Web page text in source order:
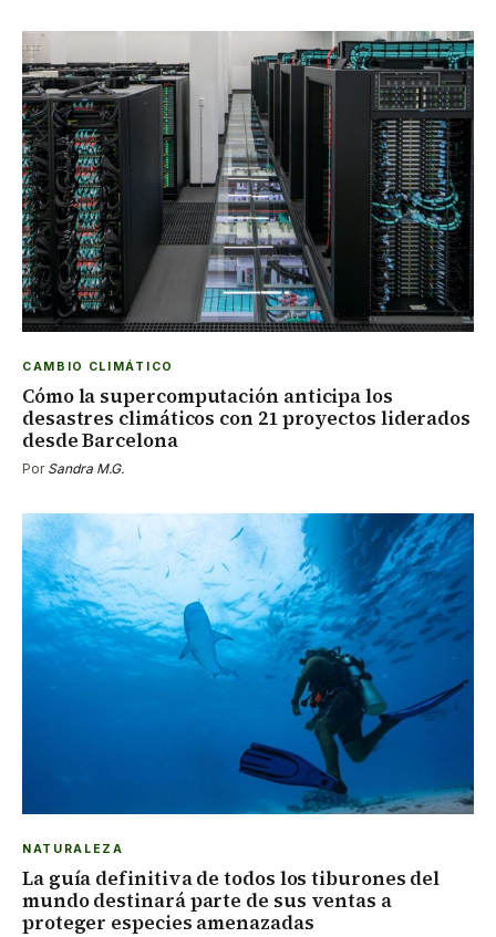
CAMBIO CLIMÁTICO
Cómo la supercomputación anticipa los
desastres climáticos con 21 proyectos liderados
desde Barcelona
Por Sandra M.G.
NATURALEZA
La guía definitiva de todos los tiburones del
mundo destinará parte de sus ventas a
proteger especies amenazadas